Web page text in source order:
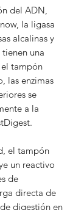
del ADN,
la ligasa
alcalinas y
una
tampón
las enzimas
se
a la
el tampón
un reactivo
de
directa de
digestión en